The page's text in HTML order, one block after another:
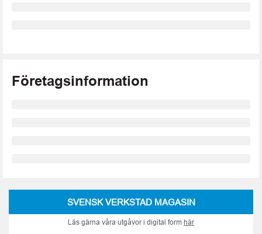
Företagsinformation
SVENSK VERKSTAD MAGASIN
Läs gärna våra utgåvor i digital form här